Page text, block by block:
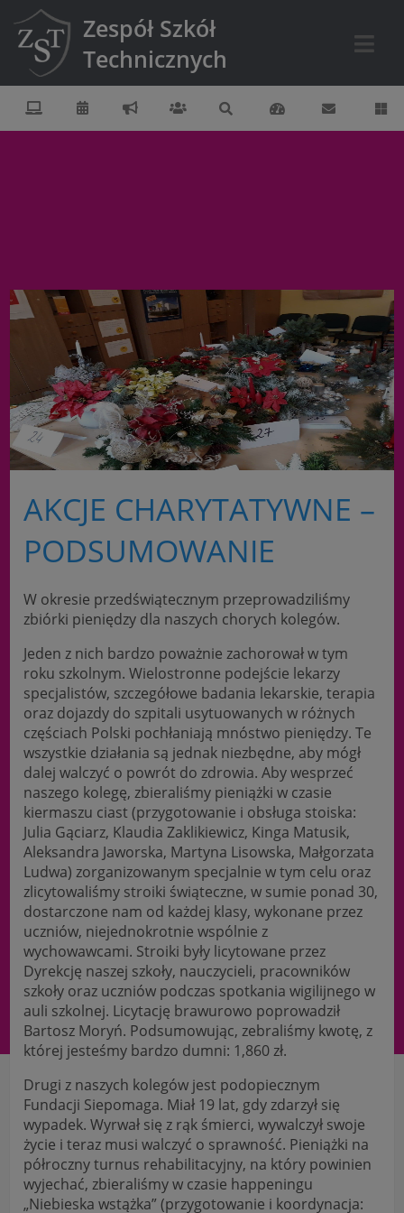
Zespół Szkół
Technicznych
AKCJE CHARYTATYWNE –
PODSUMOWANIE
W okresie przedświątecznym przeprowadziliśmy
zbiórki pieniędzy dla naszych chorych kolegów.
Jeden z nich bardzo poważnie zachorował w tym
roku szkolnym. Wielostronne podejście lekarzy
specjalistów, szczegółowe badania lekarskie, terapia
oraz dojazdy do szpitali usytuowanych w różnych
częściach Polski pochłaniają mnóstwo pieniędzy. Te
wszystkie działania są jednak niezbędne, aby mógł
dalej walczyć o powrót do zdrowia. Aby wesprzeć
naszego kolegę, zbieraliśmy pieniążki w czasie
kiermaszu ciast (przygotowanie i obsługa stoiska:
Julia Gąciarz, Klaudia Zaklikiewicz, Kinga Matusik,
Aleksandra Jaworska, Martyna Lisowska, Małgorzata
Ludwa) zorganizowanym specjalnie w tym celu oraz
zlicytowaliśmy stroiki świąteczne, w sumie ponad 30,
dostarczone nam od każdej klasy, wykonane przez
uczniów, niejednokrotnie wspólnie z
wychowawcami. Stroiki były licytowane przez
Dyrekcję naszej szkoły, nauczycieli, pracowników
szkoły oraz uczniów podczas spotkania wigilijnego w
auli szkolnej. Licytację brawurowo poprowadził
Bartosz Moryń. Podsumowując, zebraliśmy kwotę, z
której jesteśmy bardzo dumni: 1,860 zł.
Drugi z naszych kolegów jest podopiecznym
Fundacji Siepomaga. Miał 19 lat, gdy zdarzył się
wypadek. Wyrwał się z rąk śmierci, wywalczył swoje
życie i teraz musi walczyć o sprawność. Pieniążki na
półroczny turnus rehabilitacyjny, na który powinien
wyjechać, zbieraliśmy w czasie happeningu
„Niebieska wstążka” (przygotowanie i koordynacja: